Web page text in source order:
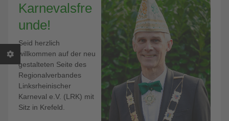
Karnevalsfre
unde!
Seid herzlich
willkommen auf der neu
gestalteten Seite des
Regionalverbandes
Linksrheinischer
Karneval e.V. (LRK) mit
Sitz in Krefeld.